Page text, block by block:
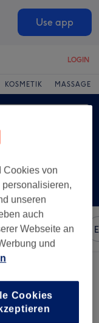
Use app
LOGIN
KOSMETIK MASSAGE
Marken Salons
Cookies von
personalisieren,
unseren
auch
Webseite an
und
Cookies